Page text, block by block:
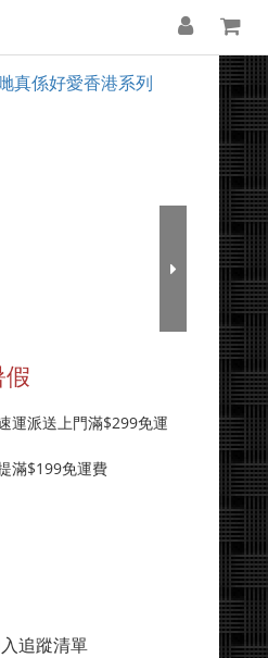
真係好愛香港系列
假
運派送上門滿$299免運
滿$199免運費
追蹤清單